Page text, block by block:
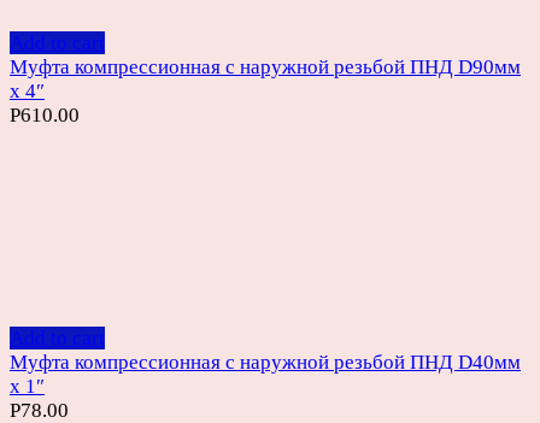
Add to cart
Муфта компрессионная с наружной резьбой ПНД D90мм
х 4″
Р610.00
Add to cart
Муфта компрессионная с наружной резьбой ПНД D40мм
х 1″
Р78.00